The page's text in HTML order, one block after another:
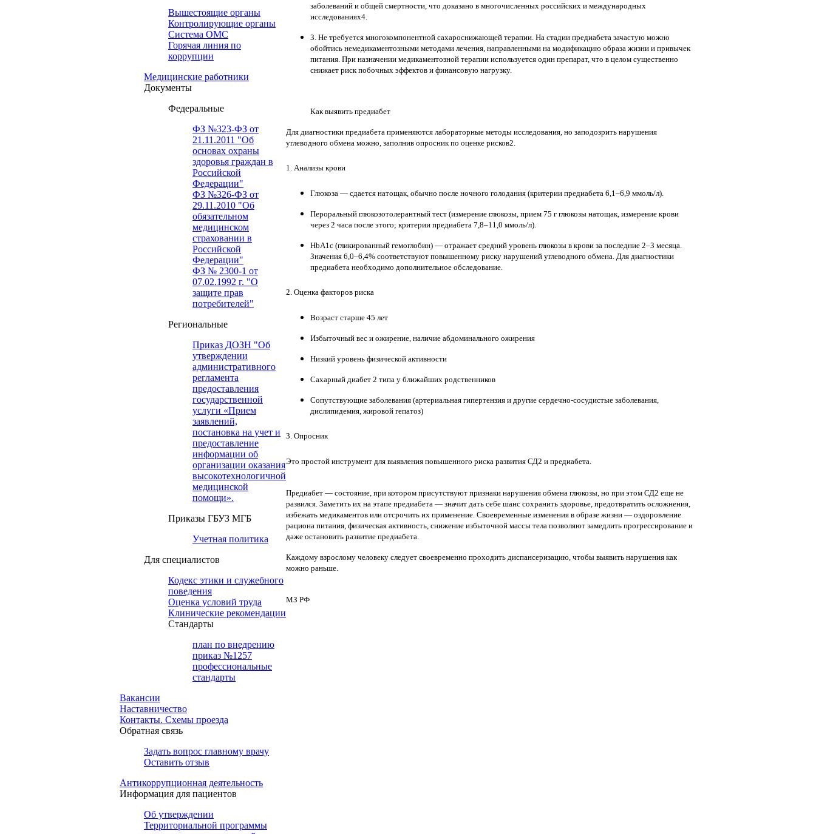
Вышестоящие органы
Контролирующие органы
Система ОМС
Горячая линия по
коррупции
Медицинские работники
Документы
Федеральные
ФЗ №323-ФЗ от
21.11.2011 "Об
основах охраны
здоровья граждан в
Российской
Федерации"
ФЗ №326-ФЗ от
29.11.2010 "Об
обязательном
медицинском
страховании в
Российской
Федерации"
ФЗ № 2300-1 от
07.02.1992 г. "О
защите прав
потребителей"
Региональные
Приказ ДОЗН "Об
утверждении
административного
регламента
предоставления
государственной
услуги «Прием
заявлений,
постановка на учет и
предоставление
информации об
организации оказания
высокотехнологичной
медицинской
помощи».
Приказы ГБУЗ МГБ
Учетная политика
Для специалистов
Кодекс этики и служебного
поведения
Оценка условий труда
Клинические рекомендации
Cтандарты
план по внедрению
приказ №1257
профессиональные
стандарты
Вакансии
Наставничество
Контакты. Схемы проезда
Обратная связь
Задать вопрос главному врачу
Оставить отзыв
Антикоррупционная деятельность
Информация для пациентов
Об утверждении
Территориальной программы
заболеваний и общей смертности, что доказано в многочисленных российских и международных
исследованиях4.
3. Не требуется многокомпонентной сахароснижающей терапии. На стадии предиабета зачастую можно
обойтись немедикаментозными методами лечения, направленными на модификацию образа жизни и привычек
питания. При назначении медикаментозной терапии используется один препарат, что в целом существенно
снижает риск побочных эффектов и финансовую нагрузку.
Как выявить предиабет
Для диагностики предиабета применяются лабораторные методы исследования, но заподозрить нарушения
углеводного обмена можно, заполнив опросник по оценке рисков2.
1. Анализы крови
Глюкоза — сдается натощак, обычно после ночного голодания (критерии предиабета 6,1–6,9 ммоль/л).
Пероральный глюкозотолерантный тест (измерение глюкозы, прием 75 г глюкозы натощак, измерение крови
через 2 часа после этого; критерии предиабета 7,8–11,0 ммоль/л).
HbA1c (гликированный гемоглобин) — отражает средний уровень глюкозы в крови за последние 2–3 месяца.
Значения 6,0–6,4% соответствуют повышенному риску нарушений углеводного обмена. Для диагностики
предиабета необходимо дополнительное обследование.
2. Оценка факторов риска
Возраст старше 45 лет
Избыточный вес и ожирение, наличие абдоминального ожирения
Низкий уровень физической активности
Сахарный диабет 2 типа у ближайших родственников
Сопутствующие заболевания (артериальная гипертензия и другие сердечно-сосудистые заболевания,
дислипидемия, жировой гепатоз)
3. Опросник
Это простой инструмент для выявления повышенного риска развития СД2 и предиабета.
Предиабет — состояние, при котором присутствуют признаки нарушения обмена глюкозы, но при этом СД2 еще не
развился. Заметить их на этапе предиабета — значит дать себе шанс сохранить здоровье, предотвратить осложнения,
избежать медикаментов или отсрочить их применение. Своевременные изменения в образе жизни — оздоровление
рациона питания, физическая активность, снижение избыточной массы тела позволяют замедлить прогрессирование и
даже остановить развитие предиабета.
Каждому взрослому человеку следует своевременно проходить диспансеризацию, чтобы выявить нарушения как
можно раньше.
МЗ РФ